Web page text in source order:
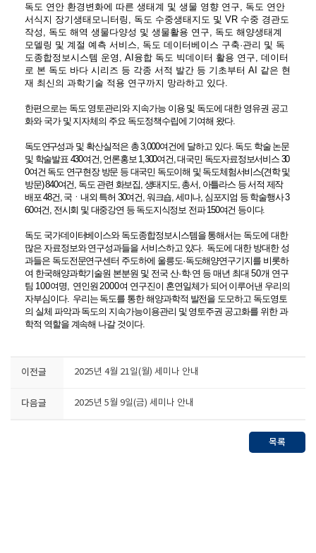
독도 연안 환경변화에 따른 생태계 및 생물 영향 연구, 독도 연안
서식지 장기생태모니터링 , 독도 수중생태지도 및 VR 수중 경관도
작성 , 독도 해역 생물다양성 및 생물활용 연구, 독도 해양생태계
모델링 및 계절 예측 서비스, 독도 데이터베이스 구축·관리 및 독
도종합정보시스템 운영 , AI 융합 독도 빅데이터 활용 연구, 데이터
로 본 독도 바다 시리즈 등 각종 서적 발간 등 기초부터 AI 같은 현
재 최신의 과학기술 적용 연구까지 망라하고 있다.
한편으로는 독도 영토관리와 지속가능 이용 및 독도에 대한 영유권 공고
화와 국가 및 지자체의 주요 독도정책수립에 기여해 왔다.
독도 연구성과 및 확산실적은 총3,000여건에 달하고 있다. 독도 학술 논문
및 학술발표 430여건, 언론홍보 1,300여건,대국민 독도자료정보서비스 30
0여건 독도 연구현장 방문 등 대국민 독도이해 및 독도체험서비스(견학 및
방문) 840여건, 독도 관련 화보집, 생태지도, 총서, 아틀라스 등 서적 제작
배포48건, 국 ㆍ내외 특허 30여건, 워크숍, 세미나, 심포지엄 등 학술행사3
60여건, 전시회 및 대중강연 등 독도지식정보 전파150여건 등이다.
독도 국가데이터베이스와 독도종합정보시스템을 통해서는 독도에 대한
많은 자료정보와 연구성과들을 서비스하고 있다. 독도에 대한 방대한 성
과들은 독도전문연구센터 주도하에 울릉도·독도해양연구기지를 비롯하
여 한국해양과학기술원 본분원 및 전국 산·학·연 등 매년 최대 50개 연구
팀 100여명, 연인원2000여 연구진이 혼연일체가 되어 이루어낸 우리의
자부심이다. 우리는 독도를 통한 해양과학적 발전을 도모하고 독도영토
의 실체 파악과 독도의 지속가능이용관리 및 영토주권 공고화를 위한 과
학적 역할을 계속해 나갈 것이다.
이전글 2025년 4월 21일(월) 세미나 안내
다음글 2025년 5월 9일(금) 세미나 안내
목록